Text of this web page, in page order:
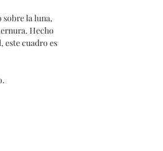
la luna,
Hecho
este cuadro es